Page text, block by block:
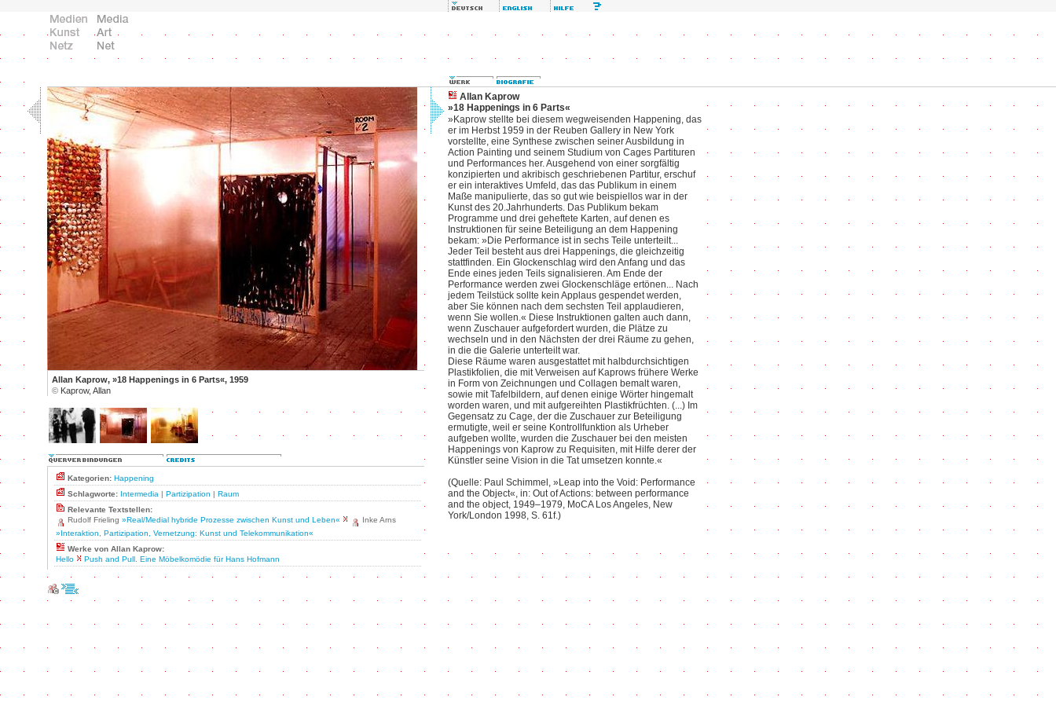
Allan Kaprow, »18 Happenings in 6 Parts«, 1959
© Kaprow, Allan
Kategorien: Happening
Schlagworte: Intermedia | Partizipation | Raum
Relevante Textstellen:
Rudolf Frieling »Real/Medial hybride Prozesse zwischen Kunst und Leben«
Inke Arns
»Interaktion, Partizipation, Vernetzung: Kunst und Telekommunikation«
Werke von Allan Kaprow:
Hello
Push and Pull. Eine Möbelkomödie für Hans Hofmann
Allan Kaprow
»18 Happenings in 6 Parts«
»Kaprow stellte bei diesem wegweisenden Happening, das
er im Herbst 1959 in der Reuben Gallery in New York
vorstellte, eine Synthese zwischen seiner Ausbildung in
Action Painting und seinem Studium von Cages Partituren
und Performances her. Ausgehend von einer sorgfältig
konzipierten und akribisch geschriebenen Partitur, erschuf
er ein interaktives Umfeld, das das Publikum in einem
Maße manipulierte, das so gut wie beispiellos war in der
Kunst des 20.Jahrhunderts. Das Publikum bekam
Programme und drei geheftete Karten, auf denen es
Instruktionen für seine Beteiligung an dem Happening
bekam: »Die Performance ist in sechs Teile unterteilt...
Jeder Teil besteht aus drei Happenings, die gleichzeitig
stattfinden. Ein Glockenschlag wird den Anfang und das
Ende eines jeden Teils signalisieren. Am Ende der
Performance werden zwei Glockenschläge ertönen... Nach
jedem Teilstück sollte kein Applaus gespendet werden,
aber Sie können nach dem sechsten Teil applaudieren,
wenn Sie wollen.« Diese Instruktionen galten auch dann,
wenn Zuschauer aufgefordert wurden, die Plätze zu
wechseln und in den Nächsten der drei Räume zu gehen,
in die die Galerie unterteilt war.
Diese Räume waren ausgestattet mit halbdurchsichtigen
Plastikfolien, die mit Verweisen auf Kaprows frühere Werke
in Form von Zeichnungen und Collagen bemalt waren,
sowie mit Tafelbildern, auf denen einige Wörter hingemalt
worden waren, und mit aufgereihten Plastikfrüchten. (...) Im
Gegensatz zu Cage, der die Zuschauer zur Beteiligung
ermutigte, weil er seine Kontrollfunktion als Urheber
aufgeben wollte, wurden die Zuschauer bei den meisten
Happenings von Kaprow zu Requisiten, mit Hilfe derer der
Künstler seine Vision in die Tat umsetzen konnte.«
(Quelle: Paul Schimmel, »Leap into the Void: Performance
and the Object«, in: Out of Actions: between performance
and the object, 1949–1979, MoCA Los Angeles, New
York/London 1998, S. 61f.)